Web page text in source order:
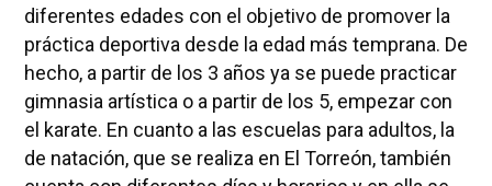
diferentes edades con el objetivo de promover la
práctica deportiva desde la edad más temprana. De
hecho, a partir de los 3 años ya se puede practicar
gimnasia artística o a partir de los 5, empezar con
el karate. En cuanto a las escuelas para adultos, la
de natación, que se realiza en El Torreón, también